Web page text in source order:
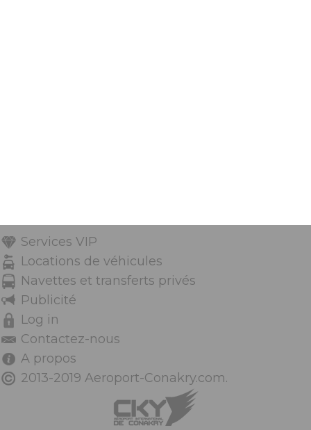
Services VIP
Locations de véhicules
Navettes et transferts privés
Publicité
Log in
Contactez-nous
A propos
2013-2019 Aeroport-Conakry.com.